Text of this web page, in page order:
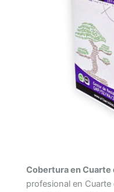
Cobertura en Cuarte
profesional en